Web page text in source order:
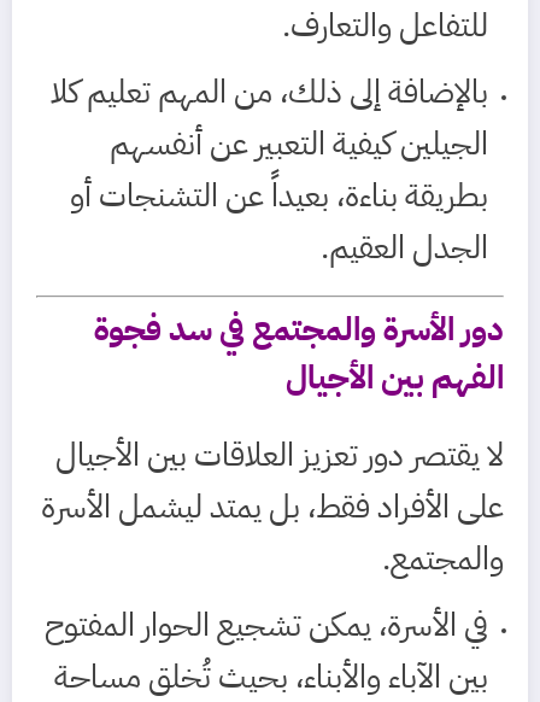
للتفاعل والتعارف.
بالإضافة إلى ذلك، من المهم تعليم كلا
الجيلين كيفية التعبير عن أنفسهم
بطريقة بناءة، بعيداً عن التشنجات أو
الجدل العقيم.
دور الأسرة والمجتمع في سد فجوة
الفهم بين الأجيال
لا يقتصر دور تعزيز العلاقات بين الأجيال
على الأفراد فقط، بل يمتد ليشمل الأسرة
والمجتمع.
في الأسرة، يمكن تشجيع الحوار المفتوح
بين الآباء والأبناء، بحيث تُخلق مساحة